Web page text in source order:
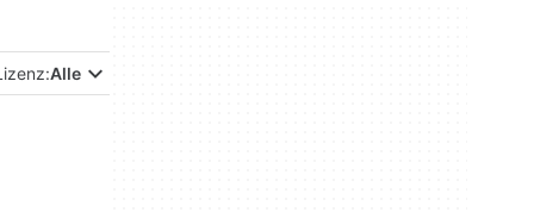
Alle